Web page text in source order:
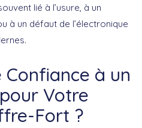
lié à l’usure, à un
à un défaut de l’électronique
Confiance à un
Votre
Fort ?